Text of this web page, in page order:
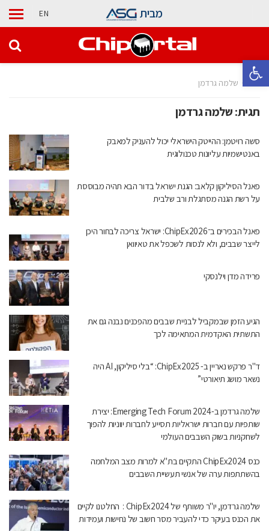
פתח סרגל נגישות
מבית EN
בית שלמה גרדמן
תגית:שלמה גרדמן
סשה רויטמן: ההייטק הישראלי יכול להעניק למאבק
באנטישמיות עליונות טכנולוגית
פאנל הסיליקון קלאב: הגנת ישראל בדור הבא תהיה מבוססת
על רשת הגנה מסתגלת ורב שלבית
פאנל הבכירים ב־ChipEx2026: ישראל צריכה לבחור היכן
לייצר שבבים, ולא לנסות לשכפל את טאיוואן
פרידה מדן וילנסקי
הגיע הזמן שבמקביל לבניית שבבים מהפכנים נבנה גם את
התשתית האקדמית המתאימה לכך
ד"ר פרקש נאריין ב- ChipEx2025: “בלי סיליקון, AI היה
נשאר מושג תיאורטי”
שלמה גרדמן ב-Emerging Tech Forum 2024: יצירת
שותפיות עם חברות ישראליות תסייע לחברות יווניות להפוך
לשחקניות בשוק השבבים העולמי
כנס ChipEx2024 התקיים בת"א למרות מצב המלחמה
בהשתתפות ערה של אנשי תעשיית השבבים
שלמה גרדמן, יו"ר משותף של ChipEx2024 : החלטנו לקיים
את הכנס בעיקר כדי להעביר מסר חשוב של נחישות ועמידות